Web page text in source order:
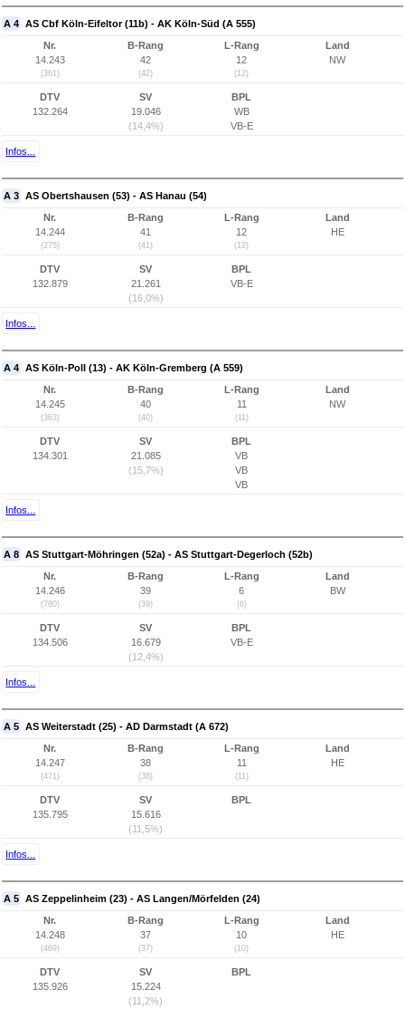
A 4 AS Cbf Köln-Eifeltor (11b) - AK Köln-Süd (A 555)
Nr.
14.243
(361)
B-Rang
42
(42)
L-Rang
12
(12)
Land
NW
DTV
132.264
SV
19.046
(14,4%)
BPL
WB
VB-E
Infos...
A 3 AS Obertshausen (53) - AS Hanau (54)
Nr.
14.244
(275)
B-Rang
41
(41)
L-Rang
12
(12)
Land
HE
DTV
132.879
SV
21.261
(16,0%)
BPL
VB-E
Infos...
A 4 AS Köln-Poll (13) - AK Köln-Gremberg (A 559)
Nr.
14.245
(363)
B-Rang
40
(40)
L-Rang
11
(11)
Land
NW
DTV
134.301
SV
21.085
(15,7%)
BPL
VB
VB
VB
Infos...
A 8 AS Stuttgart-Möhringen (52a) - AS Stuttgart-Degerloch (52b)
Nr.
14.246
(780)
B-Rang
39
(39)
L-Rang
6
(6)
Land
BW
DTV
134.506
SV
16.679
(12,4%)
BPL
VB-E
Infos...
A 5 AS Weiterstadt (25) - AD Darmstadt (A 672)
Nr.
14.247
(471)
B-Rang
38
(38)
L-Rang
11
(11)
Land
HE
DTV
135.795
SV
15.616
(11,5%)
BPL
Infos...
A 5 AS Zeppelinheim (23) - AS Langen/Mörfelden (24)
Nr.
14.248
(469)
B-Rang
37
(37)
L-Rang
10
(10)
Land
HE
DTV
135.926
SV
15.224
(11,2%)
BPL